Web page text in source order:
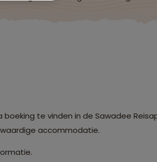
te vinden in de Sawadee
accommodatie.